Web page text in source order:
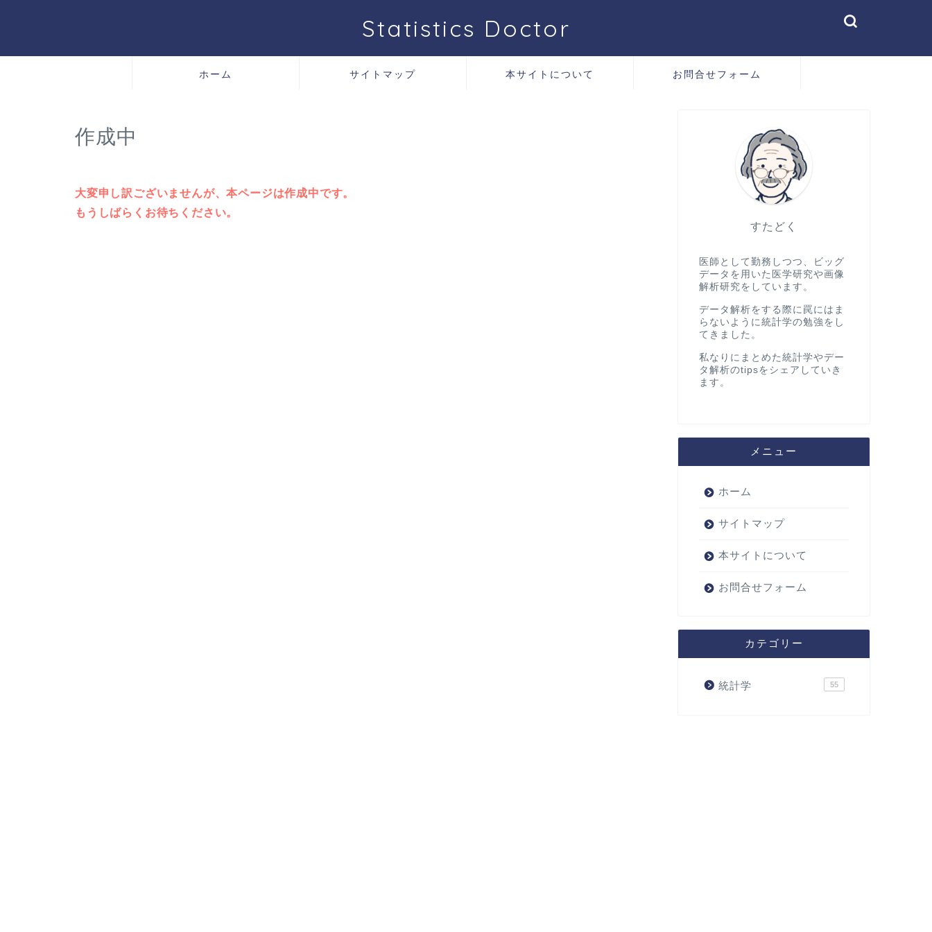
Statistics Doctor
ホーム サイトマップ 本サイトについて お問合せフォーム
作成中
大変申し訳ございませんが、本ページは作成中です。
もうしばらくお待ちください。
すたどく
医師として勤務しつつ、ビッグ
データを用いた医学研究や画像
解析研究をしています。
データ解析をする際に罠にはま
らないように統計学の勉強をし
てきました。
私なりにまとめた統計学やデー
タ解析のtipsをシェアしていき
ます。
メニュー
ホーム
サイトマップ
本サイトについて
お問合せフォーム
カテゴリー
統計学 55